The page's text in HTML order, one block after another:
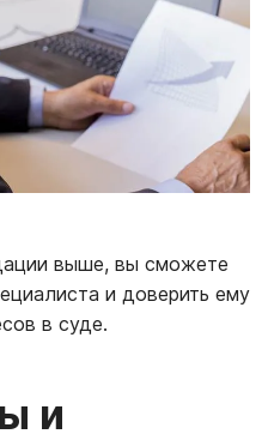
выше, вы сможете
и доверить ему
в суде.
и